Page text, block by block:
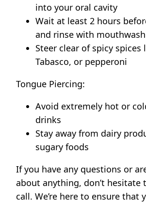
into your oral cavity
Wait at least 2 hours
and rinse with
Steer clear of spicy spices
Tabasco, or pepperoni
Tongue Piercing:
Avoid extremely hot or
drinks
Stay away from dairy
sugary foods
If you have any questions or
about anything, don’t hesitate
call. We’re here to ensure that